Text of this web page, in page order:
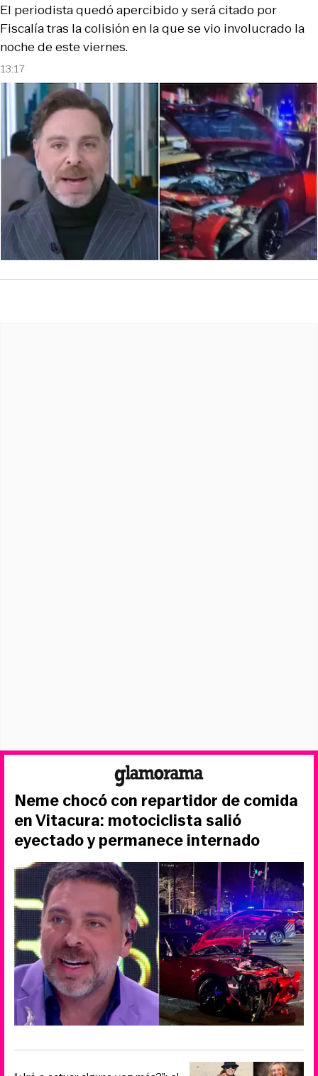
13:17
El periodista quedó apercibido y será citado por
Fiscalía tras la colisión en la que se vio involucrado la
noche de este viernes.
Neme chocó con repartidor de comida
en Vitacura: motociclista salió
eyectado y permanece internado